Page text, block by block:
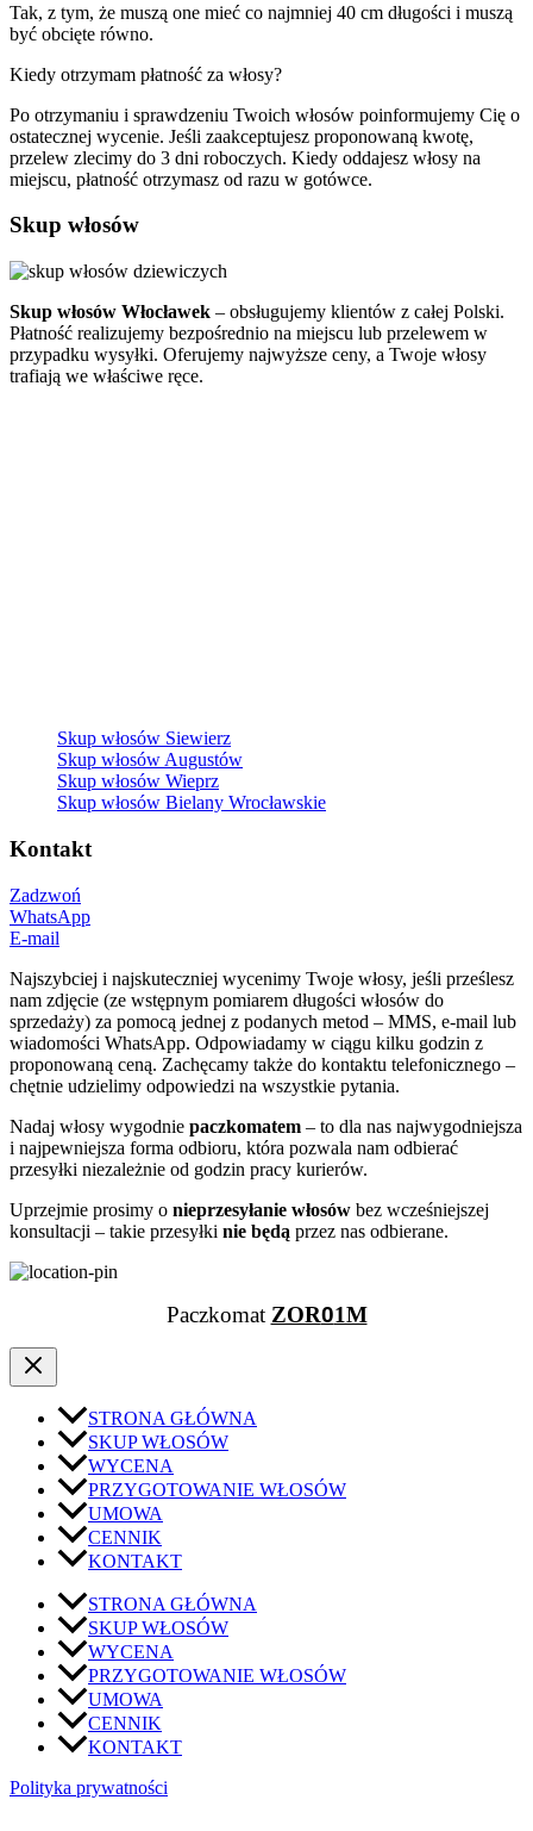
Tak, z tym, że muszą one mieć co najmniej 40 cm długości i muszą
być obcięte równo.
Kiedy otrzymam płatność za włosy?
Po otrzymaniu i sprawdzeniu Twoich włosów poinformujemy Cię o
ostatecznej wycenie. Jeśli zaakceptujesz proponowaną kwotę,
przelew zlecimy do 3 dni roboczych. Kiedy oddajesz włosy na
miejscu, płatność otrzymasz od razu w gotówce.
Skup włosów
Skup włosów Włocławek – obsługujemy klientów z całej Polski.
Płatność realizujemy bezpośrednio na miejscu lub przelewem w
przypadku wysyłki. Oferujemy najwyższe ceny, a Twoje włosy
trafiają we właściwe ręce.
Skup włosów Siewierz
Skup włosów Augustów
Skup włosów Wieprz
Skup włosów Bielany Wrocławskie
Kontakt
Zadzwoń
WhatsApp
E-mail
Najszybciej i najskuteczniej wycenimy Twoje włosy, jeśli prześlesz
nam zdjęcie (ze wstępnym pomiarem długości włosów do
sprzedaży) za pomocą jednej z podanych metod – MMS, e-mail lub
wiadomości WhatsApp. Odpowiadamy w ciągu kilku godzin z
proponowaną ceną. Zachęcamy także do kontaktu telefonicznego –
chętnie udzielimy odpowiedzi na wszystkie pytania.
Nadaj włosy wygodnie paczkomatem – to dla nas najwygodniejsza
i najpewniejsza forma odbioru, która pozwala nam odbierać
przesyłki niezależnie od godzin pracy kurierów.
Uprzejmie prosimy o nieprzesyłanie włosów bez wcześniejszej
konsultacji – takie przesyłki nie będą przez nas odbierane.
Paczkomat ZOR01M
STRONA GŁÓWNA
SKUP WŁOSÓW
WYCENA
PRZYGOTOWANIE WŁOSÓW
UMOWA
CENNIK
KONTAKT
STRONA GŁÓWNA
SKUP WŁOSÓW
WYCENA
PRZYGOTOWANIE WŁOSÓW
UMOWA
CENNIK
KONTAKT
Polityka prywatności